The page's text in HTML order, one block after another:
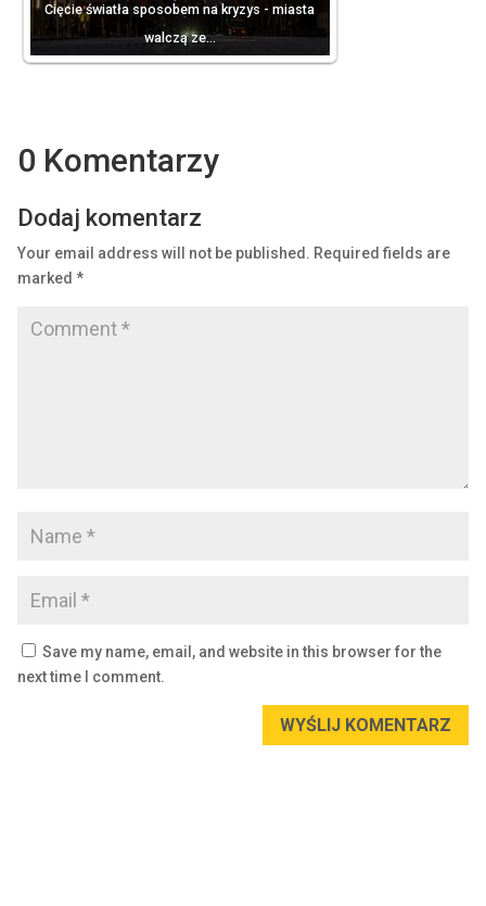
Cięcie światła sposobem na kryzys - miasta
walczą ze…
0 Komentarzy
Dodaj komentarz
Your email address will not be published. Required fields are
marked *
Save my name, email, and website in this browser for the
next time I comment.
WYŚLIJ KOMENTARZ